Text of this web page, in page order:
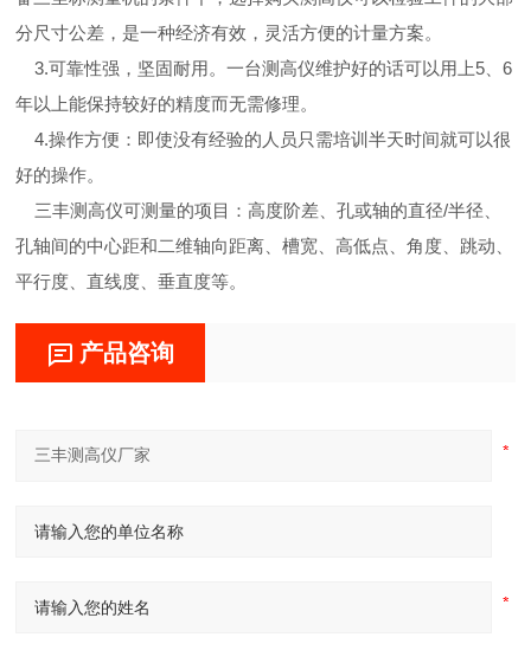
分尺寸公差，是一种经济有效，灵活方便的计量方案。
3.可靠性强，坚固耐用。一台测高仪维护好的话可以用上5、6
年以上能保持较好的精度而无需修理。
4.操作方便：即使没有经验的人员只需培训半天时间就可以很
好的操作。
三丰测高仪可测量的项目：高度阶差、孔或轴的直径/半径、
孔轴间的中心距和二维轴向距离、槽宽、高低点、角度、跳动、
平行度、直线度、垂直度等。
产品咨询